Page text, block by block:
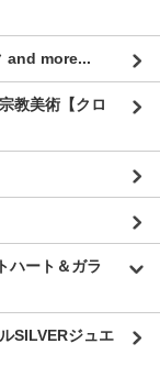
and more...
教美術【クロ
ハート＆ガラ
SILVERジュエ